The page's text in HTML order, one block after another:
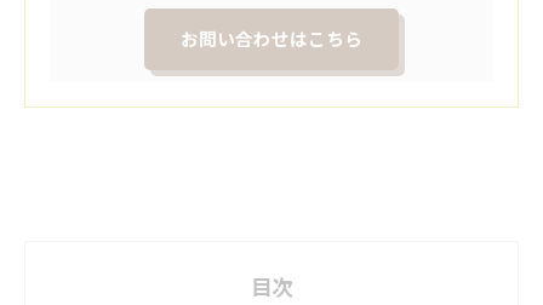
お問い合わせはこちら
目次